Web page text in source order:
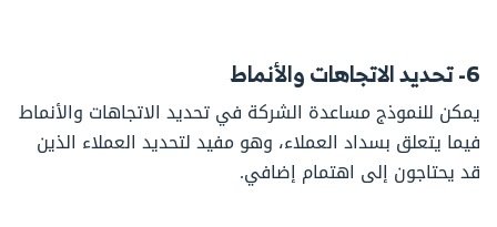
6- تحديد الاتجاهات والأنماط
يمكن للنموذج مساعدة الشركة في تحديد الاتجاهات والأنماط
فيما يتعلق بسداد العملاء، وهو مفيد لتحديد العملاء الذين
قد يحتاجون إلى اهتمام إضافي.